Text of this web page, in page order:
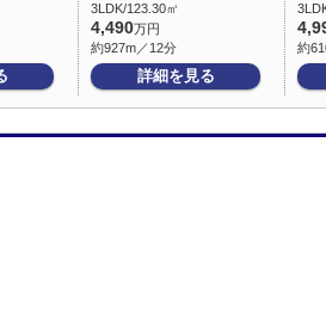
3LDK/123.30㎡
4,490万円
約927m／12分
詳細を見る
約